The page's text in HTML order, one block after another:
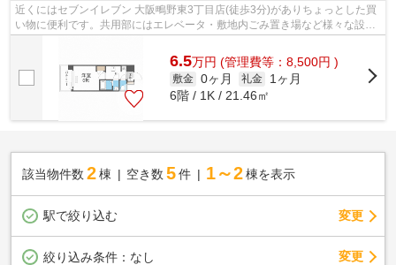
近くにはセブンイレブン 大阪鴫野東3丁目店(徒歩3分)がありちょっとした買
い物に便利です。共用部にはエレベータ・敷地内ごみ置き場など様々な設備
6.5万円 (管理費等：8,500円 )
敷金 0ヶ月 礼金
1ヶ月
6階 / 1K / 21.46㎡
該当物件数 2棟 空き数 5 件 1～2 棟を表示
駅で絞り込む 変更
絞り込み条件： なし 変更